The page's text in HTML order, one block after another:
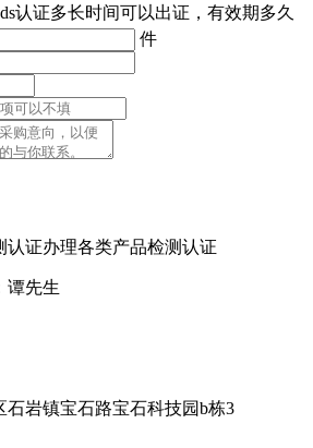
认证多长时间可以出证，有效期多久
件
证办理各类产品检测认证
先生
岩镇宝石路宝石科技园b栋3